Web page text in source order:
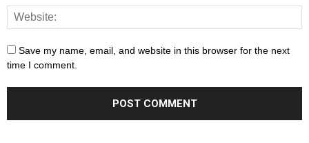
Save my name, email, and website in this browser for the next
time I comment.